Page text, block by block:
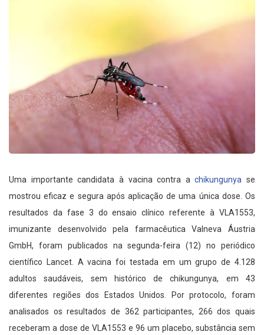
Uma importante candidata à vacina contra achikungunya se
mostrou eficaz e segura após aplicação de uma única dose. Os
resultados da fase 3 do ensaio clínico referente à VLA1553,
imunizante desenvolvido pela farmacêutica Valneva Áustria
GmbH, foram publicados na segunda-feira (12) no periódico
científico Lancet. A vacina foi testada em um grupo de 4.128
adultos saudáveis, sem histórico de chikungunya, em 43
diferentes regiões dos Estados Unidos. Por protocolo, foram
analisados os resultados de 362 participantes, 266 dos quais
receberam a dose de VLA1553 e 96 um placebo, substância sem